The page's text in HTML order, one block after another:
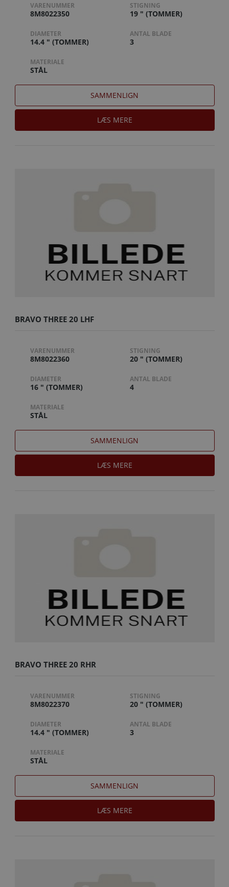
VARENUMMER
8M8022350
STIGNING
19 " (TOMMER)
DIAMETER
14.4 " (TOMMER)
ANTAL BLADE
3
MATERIALE
STÅL
SAMMENLIGN
LÆS MERE
BRAVO THREE 20 LHF
VARENUMMER
8M8022360
STIGNING
20 " (TOMMER)
DIAMETER
16 " (TOMMER)
ANTAL BLADE
4
MATERIALE
STÅL
SAMMENLIGN
LÆS MERE
BRAVO THREE 20 RHR
VARENUMMER
8M8022370
STIGNING
20 " (TOMMER)
DIAMETER
14.4 " (TOMMER)
ANTAL BLADE
3
MATERIALE
STÅL
SAMMENLIGN
LÆS MERE